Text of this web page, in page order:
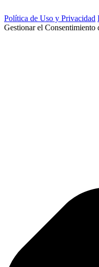
Política de Uso y Privacidad
Gestionar el Consentimiento